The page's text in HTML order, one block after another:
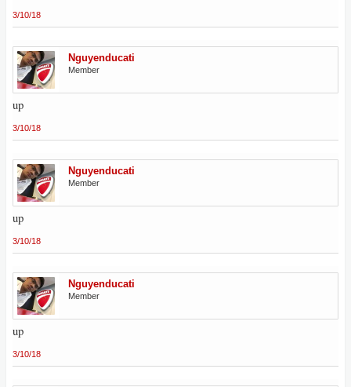
3/10/18
Nguyenducati
Member
up
3/10/18
Nguyenducati
Member
up
3/10/18
Nguyenducati
Member
up
3/10/18